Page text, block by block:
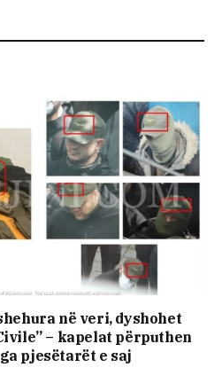
në veri, dyshohet
– kapelat përputhen
pjesëtarët e saj